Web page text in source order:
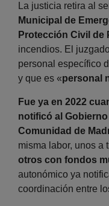
La justicia retira al
Municipal de
Protección Civil de
incendios. El
personal específico
y que es «personal
Fue ya en 2022
notificó al Gobierno
Comunidad de
misma labor, unos a
otros con fondos
autonómico ya
coordinación entre